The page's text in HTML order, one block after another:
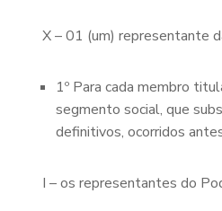
X – 01 (um) representante
1º Para cada membro
segmento social, que
definitivos, ocorridos
I – os representantes do